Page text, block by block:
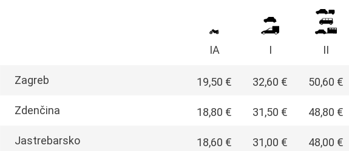
IA I II
Zagreb 19,50 € 32,60 € 50,60 €
Zdenčina 18,80 € 31,50 € 48,80 €
Jastrebarsko 18,60 € 31,00 € 48,00 €